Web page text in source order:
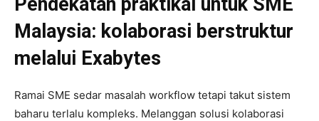
Malaysia: kolaborasi berstruktur
melalui Exabytes
Ramai SME sedar masalah workflow tetapi takut sistem
baharu terlalu kompleks. Melanggan solusi kolaborasi